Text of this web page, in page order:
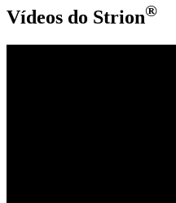
Vídeos do Strion®